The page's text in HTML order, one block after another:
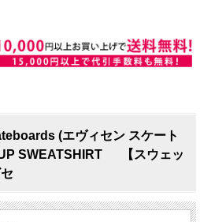
(エヴィセン スケート
SWEATSHIRT 【スウェッ